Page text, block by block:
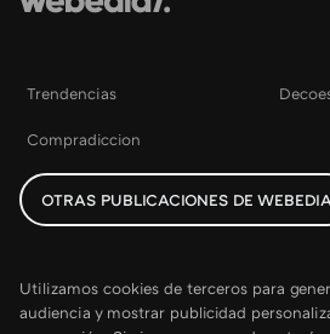
Trendencias
Compradiccion
OTRAS PUBLICACIONES DE WEBEDIA
Utilizamos cookies de terceros para
audiencia y mostrar publicidad